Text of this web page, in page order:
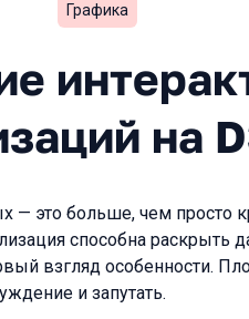
Графика
на
— это больше, чем просто
способна раскрыть
взгляд особенности.
и запутать.